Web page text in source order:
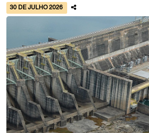
30 DE JULHO 2026